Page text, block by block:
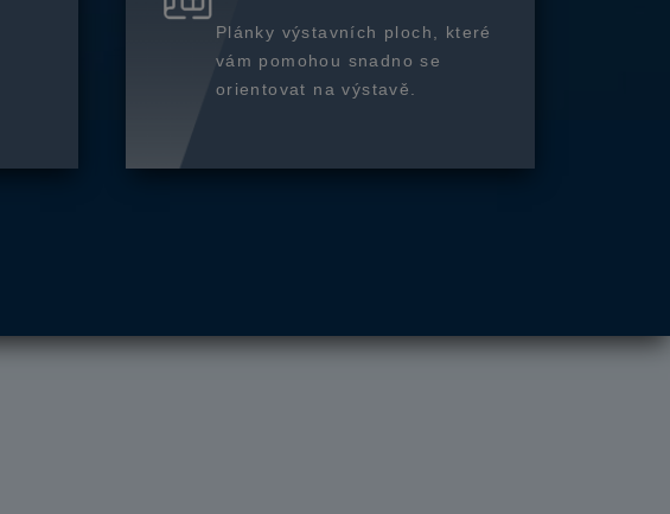
Plánky výstavních ploch, které
vám pomohou snadno se
orientovat na výstavě.